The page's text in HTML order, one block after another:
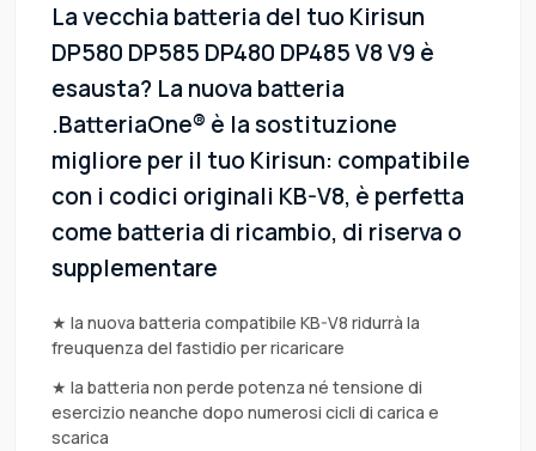
La vecchia batteria del tuo Kirisun
DP580 DP585 DP480 DP485 V8 V9 è
esausta? La nuova batteria
.BatteriaOne® è la sostituzione
migliore per il tuo Kirisun: compatibile
con i codici originali KB-V8, è perfetta
come batteria di ricambio, di riserva o
supplementare
★ la nuova batteria compatibile KB-V8 ridurrà la
freuquenza del fastidio per ricaricare
★ la batteria non perde potenza né tensione di
esercizio neanche dopo numerosi cicli di carica e
scarica